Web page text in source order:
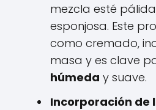
mezcla esté
esponjosa. Este
como cremado,
masa y es clave
húmeda y suave.
Incorporación de